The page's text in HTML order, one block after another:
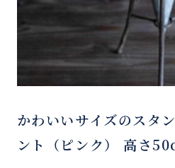
かわいいサイズのスタ
ント（ピンク） 高さ